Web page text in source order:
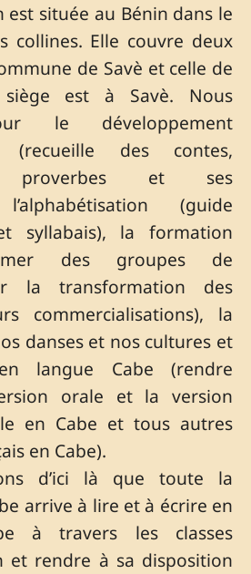
est située au Bénin dans le
collines. Elle couvre deux
de Savè et celle de
siège est à Savè. Nous
le développement
(recueille des contes,
proverbes et ses
(guide
syllabais), la formation
des groupes de
la transformation des
commercialisations), la
danses et nos cultures et
langue Cabe (rendre
orale et la version
en Cabe et tous autres
en Cabe).
d’ici là que toute la
arrive à lire et à écrire en
à travers les classes
et rendre à sa disposition